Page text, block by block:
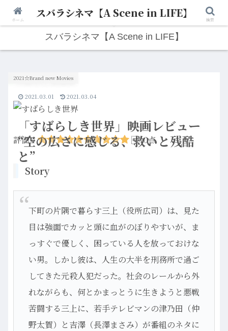
人生は“ひとりごと”から始まる。映画と写真と日々のこと。
スバラシネマ【A Scene in LIFE】
「すばらしき世界」映画レビュー
“空の広さに感じる、救いと残酷
と”
2021☆Brand new Movies
2021.03.01 2021.03.04
評価： 10点
Story
下町の片隅で暮らす三上（役所広司）は、見た
目は強面でカッと頭に血がのぼりやすいが、ま
っすぐで優しく、困っている人を放っておけな
い男。しかし彼は、人生の大半を刑務所で過ご
してきた元殺人犯だった。社会のレールから外
れながらも、何とかまっとうに生きようと悪戦
苦闘する三上に、若手テレビマンの津乃田（仲
野太賀）と吉澤（長澤まさみ）が番組のネタに
ホーム スバラシネマ【A Scene in LIFE】 検索